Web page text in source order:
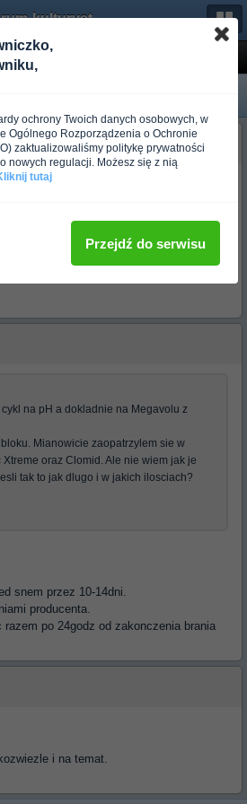
Forum-kulturystyka.pl
Xtreme oraz Clomid. Ale nie wiem jak je
jesli tak to jak dlugo i w jakich ilosciach?
na pH a dokladnie na Megavolu z
Mianowicie zaopatrzylem sie w
oraz Clomid. Ale nie wiem jak je
tak to jak dlugo i w jakich ilosciach?
snem przez 10-14dni.
producenta.
po 24godz od zakonczenia brania
i na temat.
ochrony Twoich danych osobowych, w
Ogólnego Rozporządzenia o Ochronie
zaktualizowaliśmy politykę prywatności
nowych regulacji. Możesz się z nią
tutaj
Przejdź do serwisu